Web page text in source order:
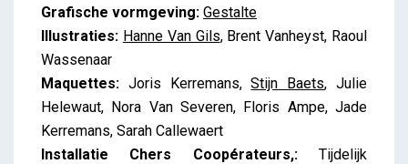
Grafische vormgeving: Gestalte
Illustraties: Hanne Van Gils, Brent Vanheyst, Raoul
Wassenaar
Maquettes: Joris Kerremans,Stijn Baets, Julie
Helewaut, Nora Van Severen, Floris Ampe, Jade
Kerremans, Sarah Callewaert
Installatie Chers Coopérateurs,: Tijdelijk